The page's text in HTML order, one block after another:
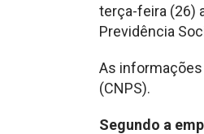
terça-feira (26)
Previdência
As informações
(CNPS).
Segundo a